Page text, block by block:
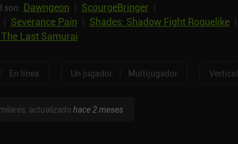
son: Dawngeon ScourgeBringer
Severance Pain Shades: Shadow Fight Roguelike|
Last Samurai
En línea Un jugador Multijugador Vertical
actualizado hace 2 meses